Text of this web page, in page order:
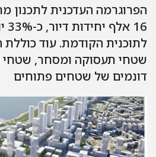
הפרוגרמה העדכנית לתכנון
לתוכנית הקודמת. עוד
שטחי תעסוקה ומסחר, שטחי
דונמים של שטחים פתוחים